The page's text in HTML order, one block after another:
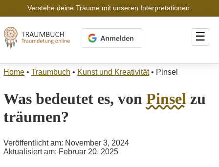
Verstehe deine Träume mit unseren Interpretationen.
☰
Home • Traumbuch • Kunst und Kreativität • Pinsel
Was bedeutet es, von Pinsel zu
träumen?
Veröffentlicht am: November 3, 2024
Aktualisiert am: Februar 20, 2025